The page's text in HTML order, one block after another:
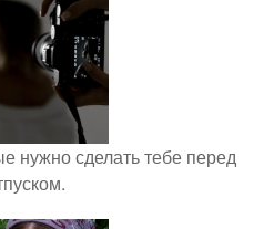
нужно сделать тебе перед